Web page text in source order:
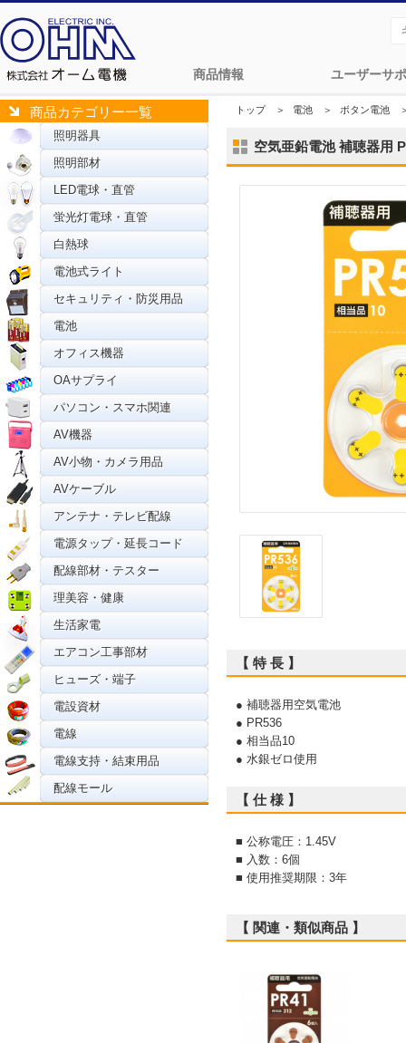
商品情報 ユーザーサ
商品カテゴリー一覧
照明器具
照明部材
LED電球・直管
蛍光灯電球・直管
白熱球
電池式ライト
セキュリティ・防災用品
電池
オフィス機器
OAサプライ
パソコン・スマホ関連
AV機器
AV小物・カメラ用品
AVケーブル
アンテナ・テレビ配線
電源タップ・延長コード
配線部材・テスター
理美容・健康
生活家電
エアコン工事部材
ヒューズ・端子
電設資材
電線
電線支持・結束用品
配線モール
トップ＞ 電池 ＞ ボタン電池
空気亜鉛電池 補聴器用
【 特 長 】
● 補聴器用空気電池
● PR536
● 相当品10
● 水銀ゼロ使用
【 仕 様 】
■ 公称電圧：1.45V
■ 入数：6個
■ 使用推奨期限：3年
【 関連・類似商品 】